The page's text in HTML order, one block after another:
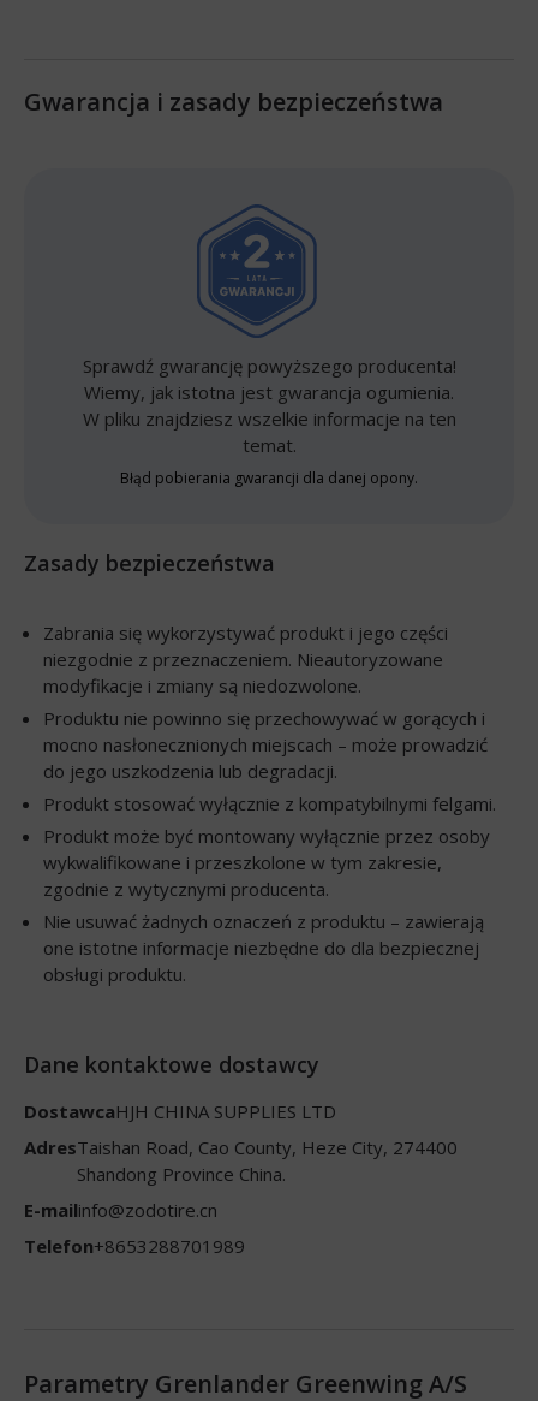
Gwarancja i zasady bezpieczeństwa
Sprawdź gwarancję powyższego producenta!
Wiemy, jak istotna jest gwarancja ogumienia.
W pliku znajdziesz wszelkie informacje na ten
temat.
Błąd pobierania gwarancji dla danej opony.
Zasady bezpieczeństwa
Zabrania się wykorzystywać produkt i jego części
niezgodnie z przeznaczeniem. Nieautoryzowane
modyfikacje i zmiany są niedozwolone.
Produktu nie powinno się przechowywać w gorących i
mocno nasłonecznionych miejscach – może prowadzić
do jego uszkodzenia lub degradacji.
Produkt stosować wyłącznie z kompatybilnymi felgami.
Produkt może być montowany wyłącznie przez osoby
wykwalifikowane i przeszkolone w tym zakresie,
zgodnie z wytycznymi producenta.
Nie usuwać żadnych oznaczeń z produktu – zawierają
one istotne informacje niezbędne do dla bezpiecznej
obsługi produktu.
Dane kontaktowe dostawcy
DostawcaHJH CHINA SUPPLIES LTD
AdresTaishan Road, Cao County, Heze City, 274400
Shandong Province China.
E-mailinfo@zodotire.cn
Telefon+8653288701989
Parametry Grenlander Greenwing A/S